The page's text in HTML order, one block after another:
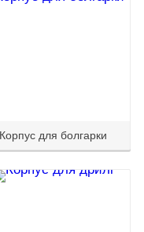
Корпус для болгарки